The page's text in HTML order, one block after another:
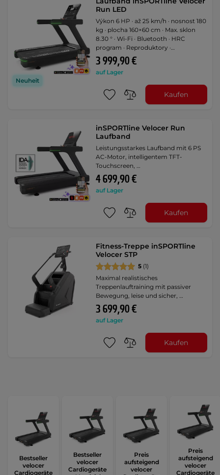
Neuheit
Run LED
Výkon 6 HP · až 25 km/h · nosnost 180
kg · plocha 160×60 cm · Max. sklon
8.30 ° · Wi-Fi · Bluetooth · HRC
program · Reproduktory ·
Integrovaný ventilátor · LED
obrazovka
3 999,90 €
auf Lager
Kaufen
inSPORTline Velocer Run
Laufband
Leistungsstarkes Laufband mit 6 PS
AC-Motor, intelligentem TFT-
Touchscreen, …
4 699,90 €
auf Lager
Kaufen
Fitness-Treppe inSPORTline
Velocer STP
5 (1)
Maximal realistisches
Treppenlauftraining mit passiver
Bewegung, leise und sicher, …
3 699,90 €
auf Lager
Kaufen
Bestseller
velocer
Cardiogeräte
Bestseller
velocer
Cardiogeräte
Preis
aufsteigend
velocer
Preis
aufsteigend
velocer
Cardiogeräte